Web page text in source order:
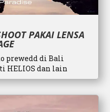
PAKAI LENSA
prewedd di Bali
HELIOS dan lain